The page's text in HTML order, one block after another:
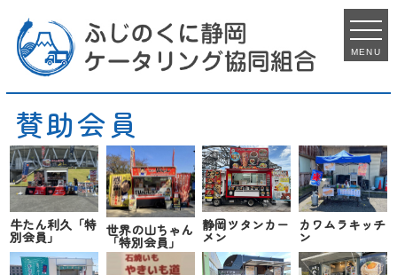
MENU
賛助会員
牛たん利久「特
別会員」 世界の山ちゃん
「特別会員」
静岡ツタンカー
メン
カワムラキッチ
ン